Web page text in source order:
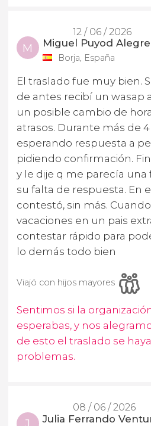
12 / 06 / 2026
M Miguel Puyod Alegre
Borja, España
El traslado fue muy bien.
de antes recibí un wasap
un posible cambio de
atrasos. Durante más de
esperando respuesta a
pidiendo confirmación.
y le dije q me parecía una
su falta de respuesta. En
contestó, sin más.
vacaciones en un pais
contestar rápido para
lo demás todo bien
Viajó con hijos mayores
Sentimos si la
esperabas, y nos
de esto el traslado se
problemas.
08 / 06 / 2026
Julia Ferrando